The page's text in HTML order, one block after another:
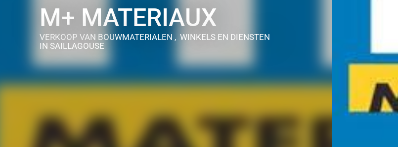
M+ MATERIAUX
VERKOOP VAN BOUWMATERIALEN , WINKELS EN DIENSTEN
IN SAILLAGOUSE